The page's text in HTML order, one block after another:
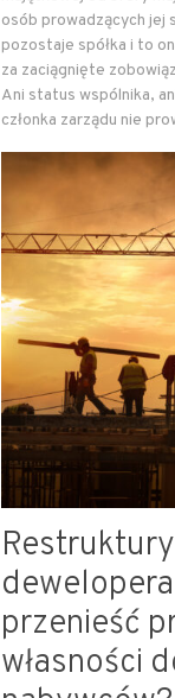
osób prowadzących jej
pozostaje spółka i to
za zaciągnięte
Ani status wspólnika,
członka zarządu nie
przenieść
własności